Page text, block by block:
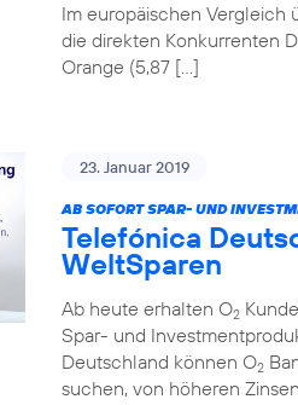
Im europäischen Vergleich
die direkten Konkurrenten
Orange (5,87 […]
23. Januar 2019
AB SOFORT SPAR- UND
Telefónica
WeltSparen
Ab heute erhalten O2
Spar- und
Deutschland können O2
suchen, von höheren